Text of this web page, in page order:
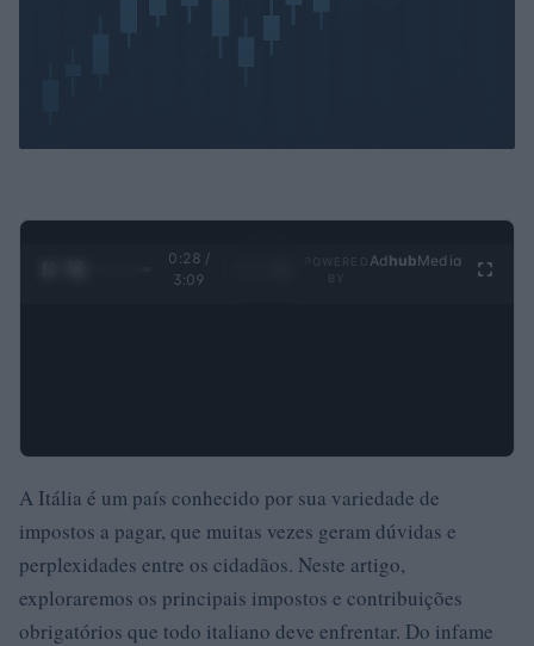
0:29 /
3:09
Ad hubMedia
A Itália é um país conhecido por sua variedade de
impostos a pagar, que muitas vezes geram dúvidas e
perplexidades entre os cidadãos. Neste artigo,
exploraremos os principais impostos e contribuições
obrigatórios que todo italiano deve enfrentar. Do infame